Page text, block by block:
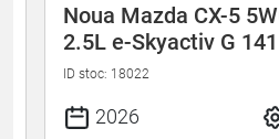
Noua Mazda CX-5
2.5L e-Skyactiv G
ID stoc: 18022
2026